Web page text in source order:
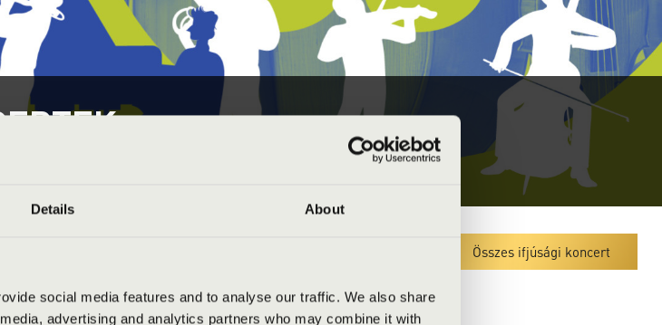
Details About
social media features and to analyse our traffic. We also share
advertising and analytics partners who may combine it with
Összes ifjúsági koncert